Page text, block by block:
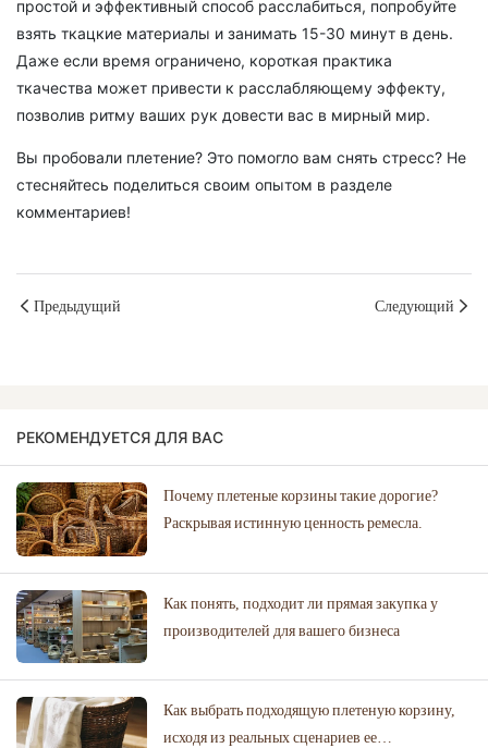
простой и эффективный способ расслабиться, попробуйте
взять ткацкие материалы и занимать 15-30 минут в день.
Даже если время ограничено, короткая практика
ткачества может привести к расслабляющему эффекту,
позволив ритму ваших рук довести вас в мирный мир.
Вы пробовали плетение? Это помогло вам снять стресс? Не
стесняйтесь поделиться своим опытом в разделе
комментариев!
Предыдущий Следующий
РЕКОМЕНДУЕТСЯ ДЛЯ ВАС
Почему плетеные корзины такие дорогие?
Раскрывая истинную ценность ремесла.
Как понять, подходит ли прямая закупка у
производителей для вашего бизнеса
Как выбрать подходящую плетеную корзину,
исходя из реальных сценариев ее